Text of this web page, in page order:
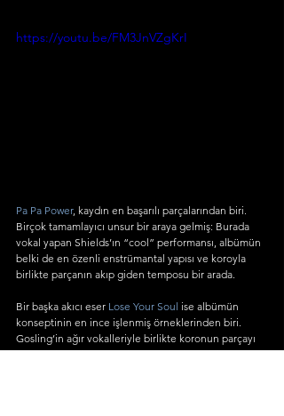
https://youtu.be/FM3JnVZgKrI
Pa Pa Power, kaydın en başarılı parçalarından biri.
Birçok tamamlayıcı unsur bir araya gelmiş: Burada
vokal yapan Shields’ın “cool” performansı, albümün
belki de en özenli enstrümantal yapısı ve koroyla
birlikte parçanın akıp giden temposu bir arada.
Bir başka akıcı eser Lose Your Soul ise albümün
konseptinin en ince işlenmiş örneklerinden biri.
Gosling’in ağır vokalleriyle birlikte koronun parçayı
yönlendirmesiyle tam bir korku filmi müziği bu.